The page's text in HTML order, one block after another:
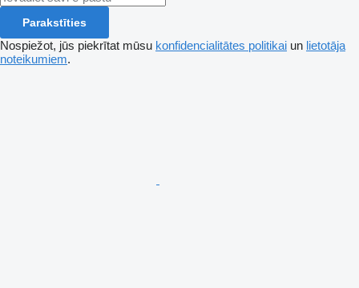
Parakstīties
Nospiežot, jūs piekrītat mūsu konfidencialitātes politikai un lietotāja
noteikumiem.